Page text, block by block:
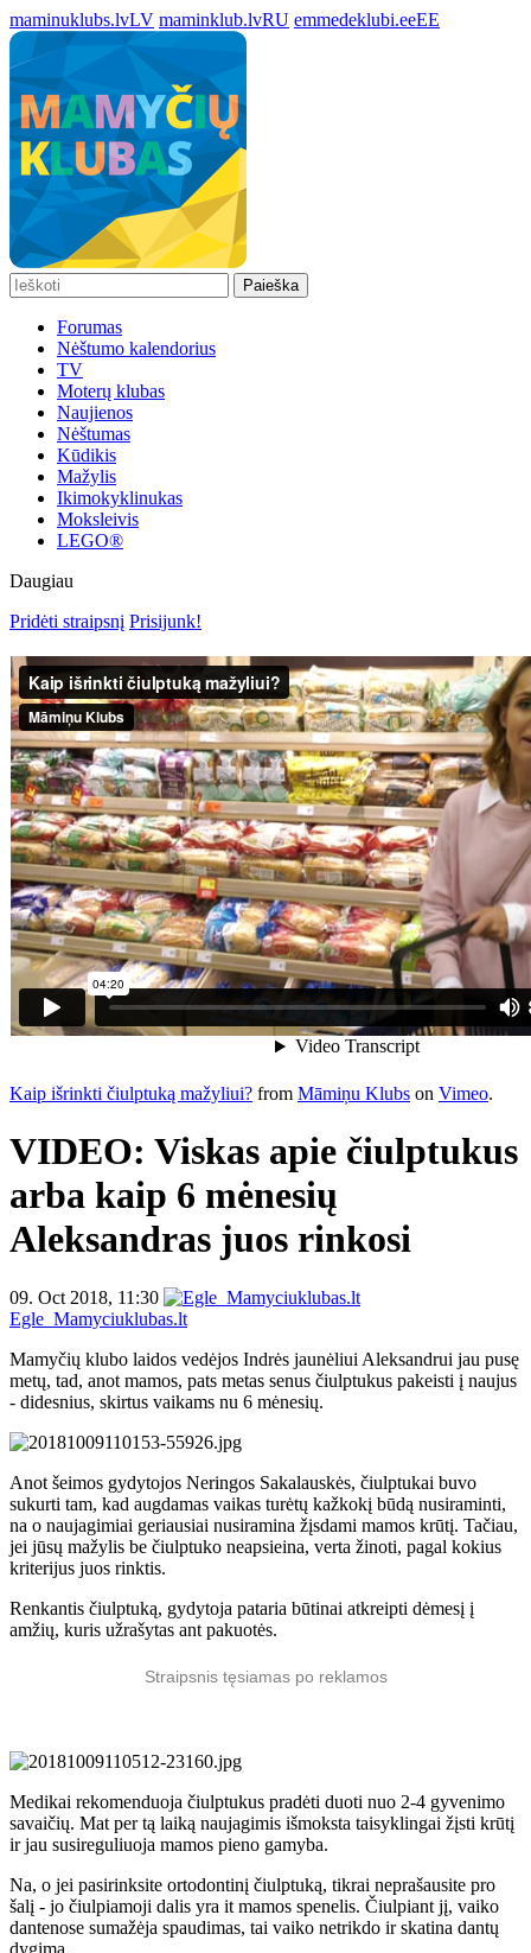
maminuklubs.lvLV maminklub.lvRU emmedeklubi.eeEE
Paieška
Forumas
Nėštumo kalendorius
TV
Moterų klubas
Naujienos
Nėštumas
Kūdikis
Mažylis
Ikimokyklinukas
Moksleivis
LEGO®
Daugiau
Pridėti straipsnį Prisijunk!
Kaip išrinkti čiulptuką mažyliui? from Māmiņu Klubs on Vimeo.
VIDEO: Viskas apie čiulptukus
arba kaip 6 mėnesių
Aleksandras juos rinkosi
09. Oct 2018, 11:30
Egle_Mamyciuklubas.lt
Mamyčių klubo laidos vedėjos Indrės jaunėliui Aleksandrui jau pusę
metų, tad, anot mamos, pats metas senus čiulptukus pakeisti į naujus
- didesnius, skirtus vaikams nu 6 mėnesių.
Anot šeimos gydytojos Neringos Sakalauskės, čiulptukai buvo
sukurti tam, kad augdamas vaikas turėtų kažkokį būdą nusiraminti,
na o naujagimiai geriausiai nusiramina žįsdami mamos krūtį. Tačiau,
jei jūsų mažylis be čiulptuko neapsieina, verta žinoti, pagal kokius
kriterijus juos rinktis.
Renkantis čiulptuką, gydytoja pataria būtinai atkreipti dėmesį į
amžių, kuris užrašytas ant pakuotės.
Straipsnis tęsiamas po reklamos
Medikai rekomenduoja čiulptukus pradėti duoti nuo 2-4 gyvenimo
savaičių. Mat per tą laiką naujagimis išmoksta taisyklingai žįsti krūtį
ir jau susireguliuoja mamos pieno gamyba.
Na, o jei pasirinksite ortodontinį čiulptuką, tikrai neprašausite pro
šalį - jo čiulpiamoji dalis yra it mamos spenelis. Čiulpiant jį, vaiko
dantenose sumažėja spaudimas, tai vaiko netrikdo ir skatina dantų
dygimą.